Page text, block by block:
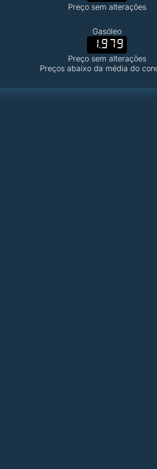
Preço sem alterações
Gasóleo
1.979
Preço sem alterações
Preços abaixo da média do